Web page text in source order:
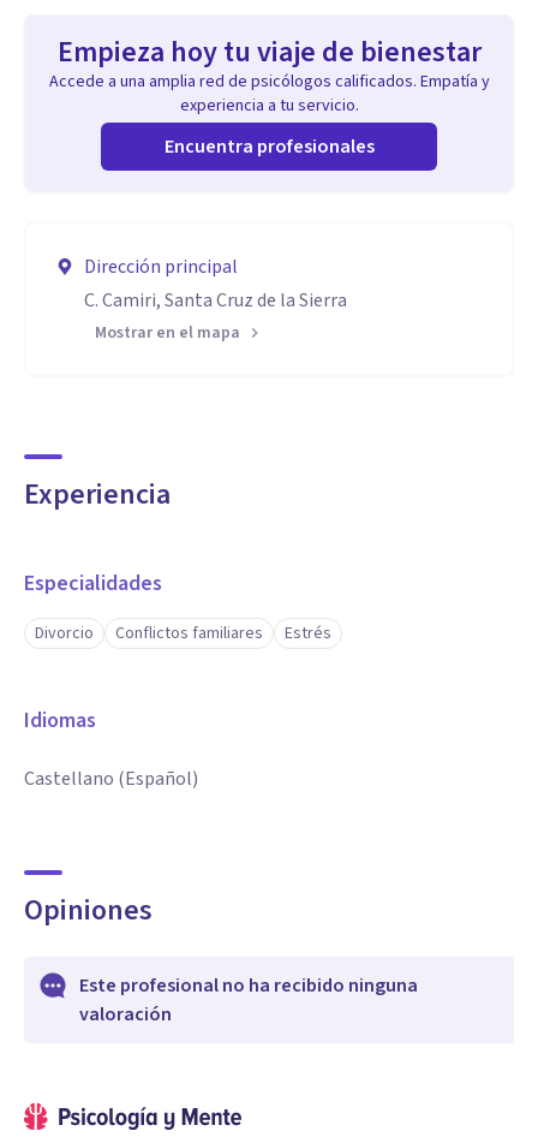
Empieza hoy tu viaje de bienestar
Accede a una amplia red de psicólogos calificados. Empatía y
experiencia a tu servicio.
Encuentra profesionales
Dirección principal
C. Camiri, Santa Cruz de la Sierra
Mostrar en el mapa
Experiencia
Especialidades
Divorcio Conflictos familiares Estrés
Idiomas
Castellano (Español)
Opiniones
Este profesional no ha recibido ninguna
valoración